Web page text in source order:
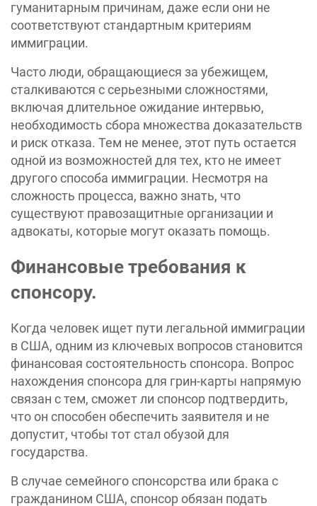
гуманитарным причинам, даже если они не
соответствуют стандартным критериям
иммиграции.
Часто люди, обращающиеся за убежищем,
сталкиваются с серьезными сложностями,
включая длительное ожидание интервью,
необходимость сбора множества доказательств
и риск отказа. Тем не менее, этот путь остается
одной из возможностей для тех, кто не имеет
другого способа иммиграции. Несмотря на
сложность процесса, важно знать, что
существуют правозащитные организации и
адвокаты, которые могут оказать помощь.
Финансовые требования к
спонсору.
Когда человек ищет пути легальной иммиграции
в США, одним из ключевых вопросов становится
финансовая состоятельность спонсора. Вопрос
нахождения спонсора для грин-карты напрямую
связан с тем, сможет ли спонсор подтвердить,
что он способен обеспечить заявителя и не
допустит, чтобы тот стал обузой для
государства.
В случае семейного спонсорства или брака с
гражданином США, спонсор обязан подать